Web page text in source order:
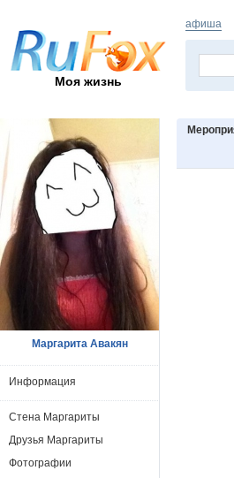
Моя жизнь
афиша
Маргарита Авакян
Информация
Стена Маргариты
Друзья Маргариты
Фотографии